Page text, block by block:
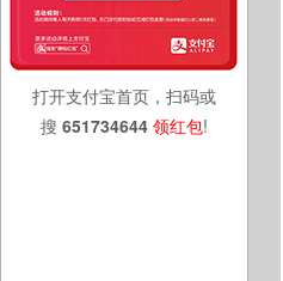
打开支付宝首页，扫码或
搜 651734644 领红包!